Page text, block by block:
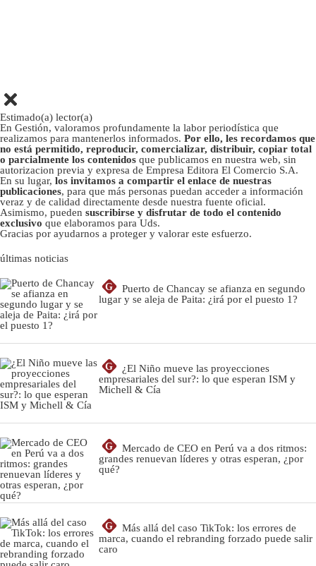
Estimado(a) lector(a)
En Gestión, valoramos profundamente la labor periodística que
realizamos para mantenerlos informados. Por ello, les recordamos que
no está permitido, reproducir, comercializar, distribuir, copiar total
o parcialmente los contenidos que publicamos en nuestra web, sin
autorizacion previa y expresa de Empresa Editora El Comercio S.A.
En su lugar, los invitamos a compartir el enlace de nuestras
publicaciones, para que más personas puedan acceder a información
veraz y de calidad directamente desde nuestra fuente oficial.
Asimismo, pueden suscribirse y disfrutar de todo el contenido
exclusivo que elaboramos para Uds.
Gracias por ayudarnos a proteger y valorar este esfuerzo.
últimas noticias
G
Puerto de Chancay se afianza en segundo
lugar y se aleja de Paita: ¿irá por el puesto 1?
G
¿El Niño mueve las proyecciones
empresariales del sur?: lo que esperan ISM y
Michell & Cía
G
Mercado de CEO en Perú va a dos ritmos:
grandes renuevan líderes y otras esperan, ¿por
qué?
G
Más allá del caso TikTok: los errores de
marca, cuando el rebranding forzado puede salir
caro